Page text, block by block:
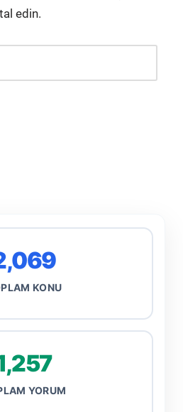
edin.
KONU
YORUM